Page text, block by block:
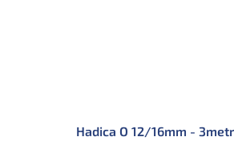
Hadica O 12/16mm -